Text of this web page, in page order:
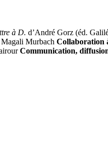
à D. d’André Gorz (éd.
Magali Murbach Collaboration
Communication,